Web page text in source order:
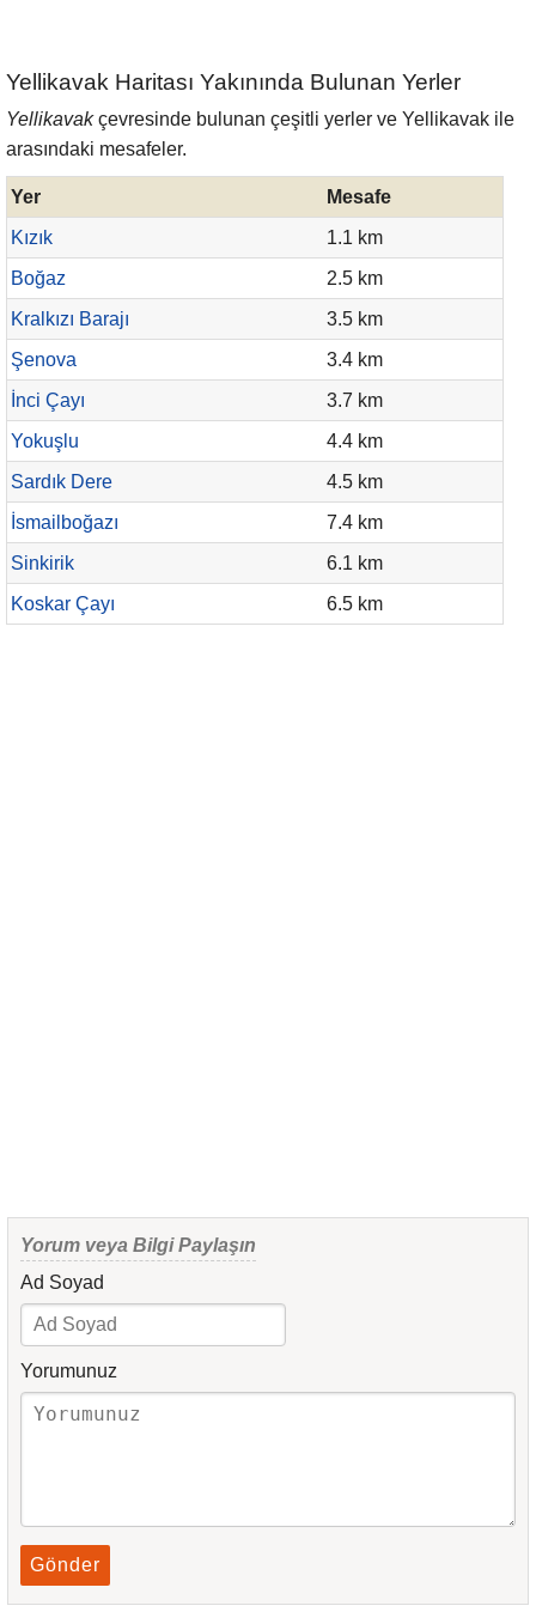
Yellikavak Haritası Yakınında Bulunan Yerler
Yellikavakçevresinde bulunan çeşitli yerler ve Yellikavak ile
arasındaki mesafeler.
Yer
Mesafe
Kızık
1.1 km
Boğaz
2.5 km
Kralkızı Barajı
3.5 km
Şenova
3.4 km
İnci Çayı
3.7 km
Yokuşlu
4.4 km
Sardık Dere
4.5 km
İsmailboğazı
7.4 km
Sinkirik
6.1 km
Koskar Çayı
6.5 km
Yorum veya Bilgi Paylaşın
Ad Soyad
Yorumunuz
Gönder